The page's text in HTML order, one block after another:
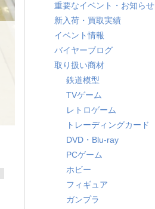
重要なイベント・お知らせ
新入荷・買取実績
イベント情報
バイヤーブログ
取り扱い商材
鉄道模型
TVゲーム
レトロゲーム
トレーディングカード
DVD・Blu-ray
PCゲーム
ホビー
フィギュア
ガンプラ